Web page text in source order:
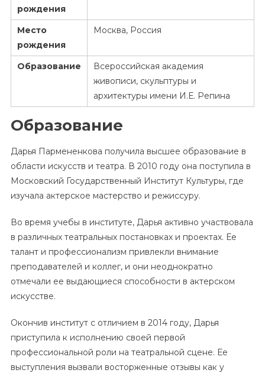
рождения
Место
рождения
Москва, Россия
Образование
Всероссийская академия
живописи, скульптуры и
архитектуры имени И.Е. Репина
Образование
Дарья Пармененкова получила высшее образование в
области искусств и театра. В 2010 году она поступила в
Московский Государственный Институт Культуры, где
изучала актерское мастерство и режиссуру.
Во время учебы в институте, Дарья активно участвовала
в различных театральных постановках и проектах. Ее
талант и профессионализм привлекли внимание
преподавателей и коллег, и они неоднократно
отмечали ее выдающиеся способности в актерском
искусстве.
Окончив институт с отличием в 2014 году, Дарья
приступила к исполнению своей первой
профессиональной роли на театральной сцене. Ее
выступления вызвали восторженные отзывы как у